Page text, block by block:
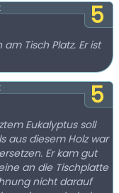
5
Tisch Platz. Er ist
5
Eukalyptus soll
aus diesem Holz war
Er kam gut
an die Tischplatte
nicht darauf